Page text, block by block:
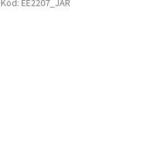
Kód: EE2207_JAR